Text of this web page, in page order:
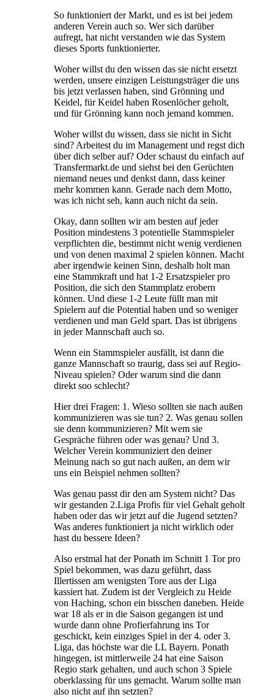
So funktioniert der Markt, und es ist bei jedem
anderen Verein auch so. Wer sich darüber
aufregt, hat nicht verstanden wie das System
dieses Sports funktionierter.
Woher willst du den wissen das sie nicht ersetzt
werden, unsere einzigen Leistungsträger die uns
bis jetzt verlassen haben, sind Grönning und
Keidel, für Keidel haben Rosenlöcher geholt,
und für Grönning kann noch jemand kommen.
Woher willst du wissen, dass sie nicht in Sicht
sind? Arbeitest du im Management und regst dich
über dich selber auf? Oder schaust du einfach auf
Transfermarkt.de und siehst bei den Gerüchten
niemand neues und denkst dann, dass keiner
mehr kommen kann. Gerade nach dem Motto,
was ich nicht seh, kann auch nicht da sein.
Okay, dann sollten wir am besten auf jeder
Position mindestens 3 potentielle Stammspieler
verpflichten die, bestimmt nicht wenig verdienen
und von denen maximal 2 spielen können. Macht
aber irgendwie keinen Sinn, deshalb holt man
eine Stammkraft und hat 1-2 Ersatzspieler pro
Position, die sich den Stammplatz erobern
können. Und diese 1-2 Leute füllt man mit
Spielern auf die Potential haben und so weniger
verdienen und man Geld spart. Das ist übrigens
in jeder Mannschaft auch so.
Wenn ein Stammspieler ausfällt, ist dann die
ganze Mannschaft so traurig, dass sei auf Regio-
Niveau spielen? Oder warum sind die dann
direkt soo schlecht?
Hier drei Fragen: 1. Wieso sollten sie nach außen
kommunizieren was sie tun? 2. Was genau sollen
sie denn kommunizieren? Mit wem sie
Gespräche führen oder was genau? Und 3.
Welcher Verein kommuniziert den deiner
Meinung nach so gut nach außen, an dem wir
uns ein Beispiel nehmen sollten?
Was genau passt dir den am System nicht? Das
wir gestanden 2.Liga Profis für viel Gehalt geholt
haben oder das wir jetzt auf die Jugend setzten?
Was anderes funktioniert ja nicht wirklich oder
hast du bessere Ideen?
Also erstmal hat der Ponath im Schnitt 1 Tor pro
Spiel bekommen, was dazu geführt, dass
Illertissen am wenigsten Tore aus der Liga
kassiert hat. Zudem ist der Vergleich zu Heide
von Haching, schon ein bisschen daneben. Heide
war 18 als er in die Saison gegangen ist und
wurde dann ohne Profierfahrung ins Tor
geschickt, kein einziges Spiel in der 4. oder 3.
Liga, das höchste war die LL Bayern. Ponath
hingegen, ist mittlerweile 24 hat eine Saison
Regio stark gehalten, und auch schon 3 Spiele
oberklassing für uns gemacht. Warum sollte man
also nicht auf ihn setzten?